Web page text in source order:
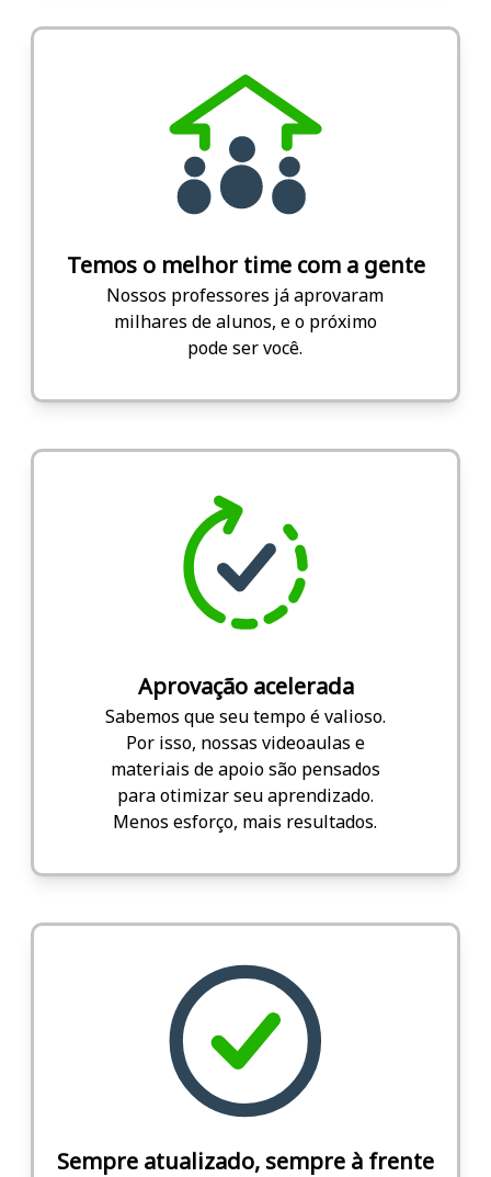
Temos o melhor time com a gente
Nossos professores já aprovaram
milhares de alunos, e o próximo
pode ser você.
Aprovação acelerada
Sabemos que seu tempo é valioso.
Por isso, nossas videoaulas e
materiais de apoio são pensados
para otimizar seu aprendizado.
Menos esforço, mais resultados.
Sempre atualizado, sempre à frente